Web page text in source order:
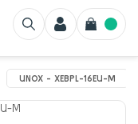
UNOX - XEBPL-16EU-M